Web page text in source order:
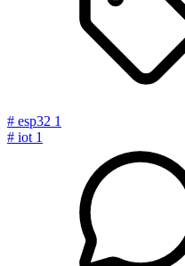
# esp32 1
# iot 1